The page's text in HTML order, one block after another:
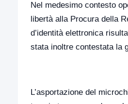
Nel medesimo contesto
libertà alla Procura della
d’identità elettronica
stata inoltre contestata la
L’asportazione del